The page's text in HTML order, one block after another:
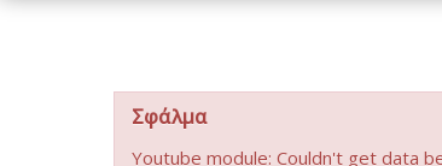
Σφάλμα
Youtube module: Couldn't get data